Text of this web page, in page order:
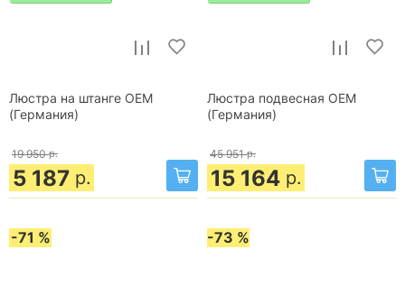
Люстра на штанге OEM
(Германия)
19 950 р.
5 187 р.
Люстра подвесная OEM
(Германия)
45 951 р.
15 164 р.
-71 % -73 %